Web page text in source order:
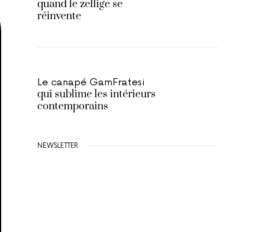
quand le zellige se
réinvente
Le canapé GamFratesi
qui sublime les intérieurs
contemporains
NEWSLETTER